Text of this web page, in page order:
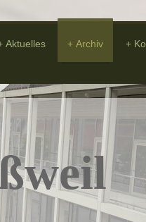
Aktuelles Archiv